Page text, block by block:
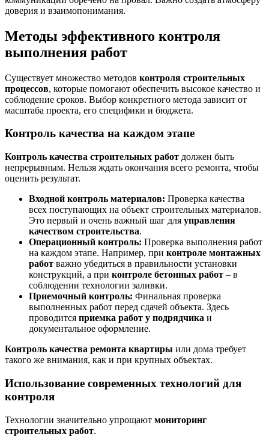
доверия и взаимопонимания.
Методы эффективного контроля
выполнения работ
Существует множество методов контроля строительных
процессов, которые помогают обеспечить высокое качество и
соблюдение сроков. Выбор конкретного метода зависит от
масштаба проекта, его специфики и бюджета.
Контроль качества на каждом этапе
Контроль качества строительных работ должен быть
непрерывным. Нельзя ждать окончания всего ремонта, чтобы
оценить результат.
Входной контроль материалов: Проверка качества
всех поступающих на объект строительных материалов.
Это первый и очень важный шаг для управления
качеством строительства.
Операционный контроль: Проверка выполнения работ
на каждом этапе. Например, при контроле монтажных
работ важно убедиться в правильности установки
конструкций, а при контроле бетонных работ – в
соблюдении технологии заливки.
Приемочный контроль: Финальная проверка
выполненных работ перед сдачей объекта. Здесь
проводится приемка работ у подрядчика и
документальное оформление.
Контроль качества ремонта квартиры или дома требует
такого же внимания, как и при крупных объектах.
Использование современных технологий для
контроля
Технологии значительно упрощают мониторинг
строительных работ.